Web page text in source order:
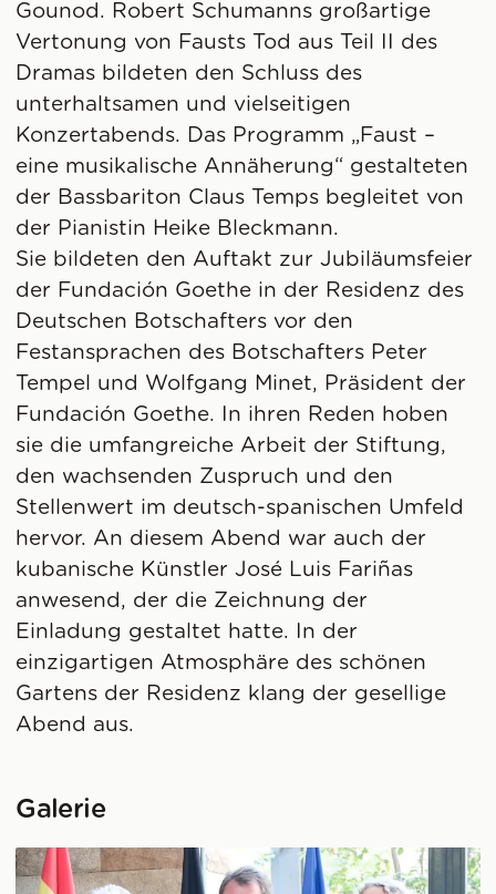
Gounod. Robert Schumanns großartige
Vertonung von Fausts Tod aus Teil II des
Dramas bildeten den Schluss des
unterhaltsamen und vielseitigen
Konzertabends. Das Programm „Faust –
eine musikalische Annäherung“ gestalteten
der Bassbariton Claus Temps begleitet von
der Pianistin Heike Bleckmann.
Sie bildeten den Auftakt zur Jubiläumsfeier
der Fundación Goethe in der Residenz des
Deutschen Botschafters vor den
Festansprachen des Botschafters Peter
Tempel und Wolfgang Minet, Präsident der
Fundación Goethe. In ihren Reden hoben
sie die umfangreiche Arbeit der Stiftung,
den wachsenden Zuspruch und den
Stellenwert im deutsch-spanischen Umfeld
hervor. An diesem Abend war auch der
kubanische Künstler José Luis Fariñas
anwesend, der die Zeichnung der
Einladung gestaltet hatte. In der
einzigartigen Atmosphäre des schönen
Gartens der Residenz klang der gesellige
Abend aus.
Galerie